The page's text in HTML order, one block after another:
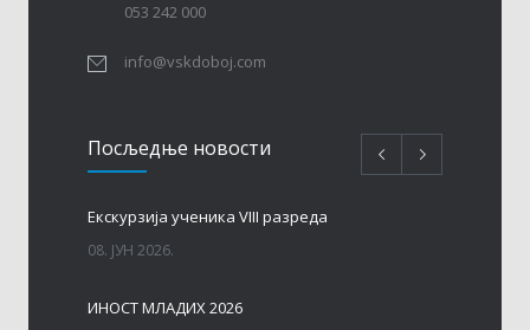
053 242 000
info@vskdoboj.com
Посљедњe новости
Eкскурзија ученика VIII разреда
08. ЈУН 2026.
ИНОСТ МЛАДИХ 2026